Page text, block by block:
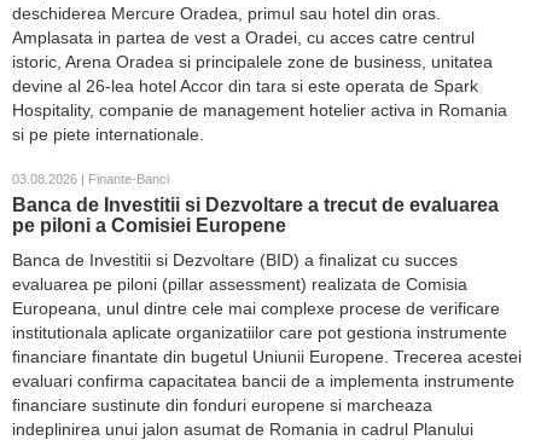
deschiderea Mercure Oradea, primul sau hotel din oras.
Amplasata in partea de vest a Oradei, cu acces catre centrul
istoric, Arena Oradea si principalele zone de business, unitatea
devine al 26-lea hotel Accor din tara si este operata de Spark
Hospitality, companie de management hotelier activa in Romania
si pe piete internationale.
03.08.2026 | Finante-Banci
Banca de Investitii si Dezvoltare a trecut de evaluarea
pe piloni a Comisiei Europene
Banca de Investitii si Dezvoltare (BID) a finalizat cu succes
evaluarea pe piloni (pillar assessment) realizata de Comisia
Europeana, unul dintre cele mai complexe procese de verificare
institutionala aplicate organizatiilor care pot gestiona instrumente
financiare finantate din bugetul Uniunii Europene. Trecerea acestei
evaluari confirma capacitatea bancii de a implementa instrumente
financiare sustinute din fonduri europene si marcheaza
indeplinirea unui jalon asumat de Romania in cadrul Planului